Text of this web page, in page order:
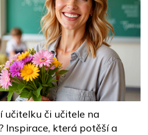
učitelku či učitele na
Inspirace, která potěší a